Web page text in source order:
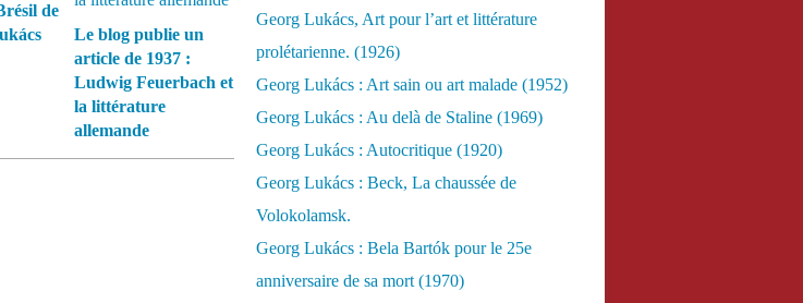
de
Le blog publie un
article de 1937 :
Ludwig Feuerbach et
la littérature
allemande
Georg Lukács, Art pour l’art et littérature
prolétarienne. (1926)
Georg Lukács : Art sain ou art malade (1952)
Georg Lukács : Au delà de Staline (1969)
Georg Lukács : Autocritique (1920)
Georg Lukács : Beck, La chaussée de
Volokolamsk.
Georg Lukács : Bela Bartók pour le 25e
anniversaire de sa mort (1970)